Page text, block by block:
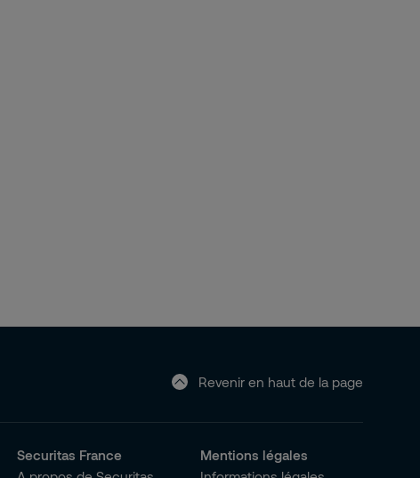
Revenir en haut de la page
Securitas France
Mentions légales